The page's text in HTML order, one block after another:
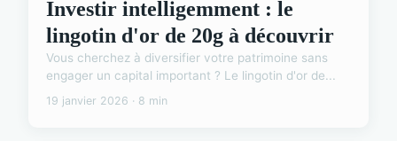
Investir intelligemment : le
lingotin d'or de 20g à découvrir
Vous cherchez à diversifier votre patrimoine sans
engager un capital important ? Le lingotin d'or de...
19 janvier 2026 · 8 min